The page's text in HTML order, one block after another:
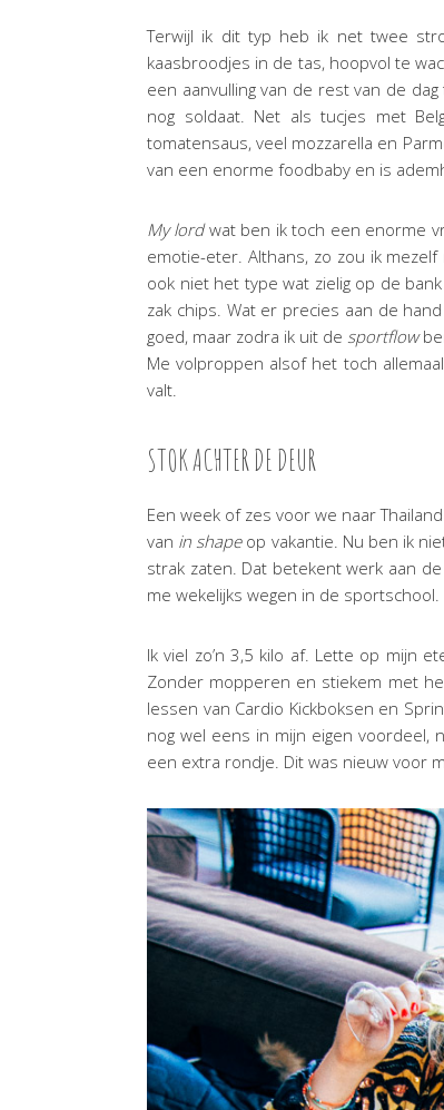
Terwijl ik dit typ heb ik net twee
kaasbroodjes in de tas, hoopvol te
een aanvulling van de rest van de
nog soldaat. Net als tucjes met
tomatensaus, veel mozzarella en
van een enorme foodbaby en is
My lordwat ben ik toch een enorme
emotie-eter. Althans, zo zou ik
ook niet het type wat zielig op de
zak chips. Wat er precies aan de
goed, maar zodra ik uit de sportflow
Me volproppen alsof het toch
valt.
STOK ACHTER DE DEUR
Een week of zes voor we naar
van in shapeop vakantie. Nu ben ik
strak zaten. Dat betekent werk aan
me wekelijks wegen in de
Ik viel zo’n 3,5 kilo af. Lette op mijn
Zonder mopperen en stiekem met
lessen van Cardio Kickboksen en
nog wel eens in mijn eigen voordeel,
een extra rondje. Dit was nieuw voor